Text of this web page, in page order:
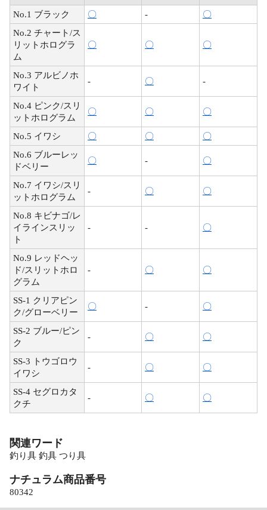
No.1 ブラック
〇 -
〇
No.2 チャート/ス
リットホログラ
ム
〇 〇 〇
No.3 アルビノホ
ワイト
- 〇 -
No.4 ピンク/スリ
ットホログラム
〇 〇 〇
No.5 イワシ 〇 〇
〇
No.6 ブルーレッ
ドベリー
〇 - 〇
No.7 イワシ/スリ
ットホログラム
- 〇 〇
No.8 キビナゴ/レ
イラインスリッ
ト
- - 〇
No.9 レッドヘッ
ド/スリットホロ
グラム
- 〇 〇
SS-1 クリアピン
ク/グローベリー
〇 - 〇
SS-2 ブルー/ピン
ク
- 〇 〇
SS-3 トウゴロウ
イワシ
- 〇 〇
SS-4 セグロカタ
クチ
- 〇 〇
関連ワード
釣り具 釣具 つり具
ナチュラム商品番号
80342